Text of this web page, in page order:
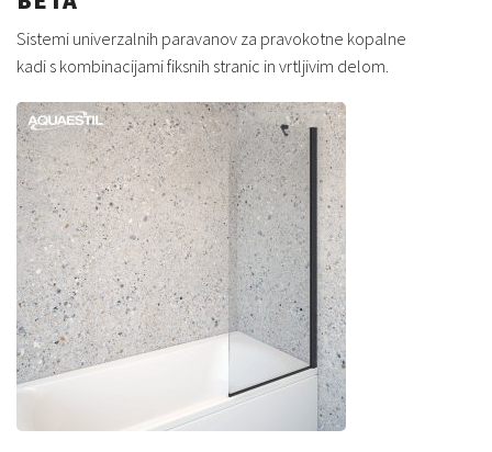
Sistemi univerzalnih paravanov za pravokotne kopalne
kadi s kombinacijami fiksnih stranic in vrtljivim delom.